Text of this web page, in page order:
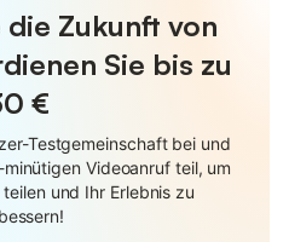
Zukunft von
Sie bis zu
€
Testgemeinschaft bei und
Videoanruf teil, um
und Ihr Erlebnis zu